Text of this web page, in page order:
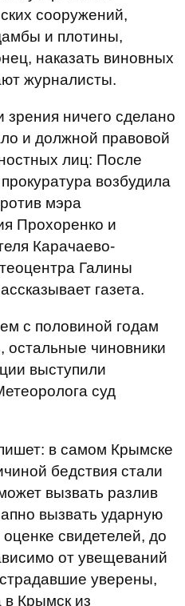
сооружений,
и плотины,
наказать виновных
журналисты.
зрения ничего сделано
и должной правовой
лиц: После
возбудила
мэра
Прохоренко и
Карачаево-
Галины
газета.
с половиной годам
остальные чиновники
выступили
суд
в самом Крымске
бедствия стали
вызвать разлив
вызвать ударную
свидетелей, до
от увещеваний
уверены,
в Крымск из